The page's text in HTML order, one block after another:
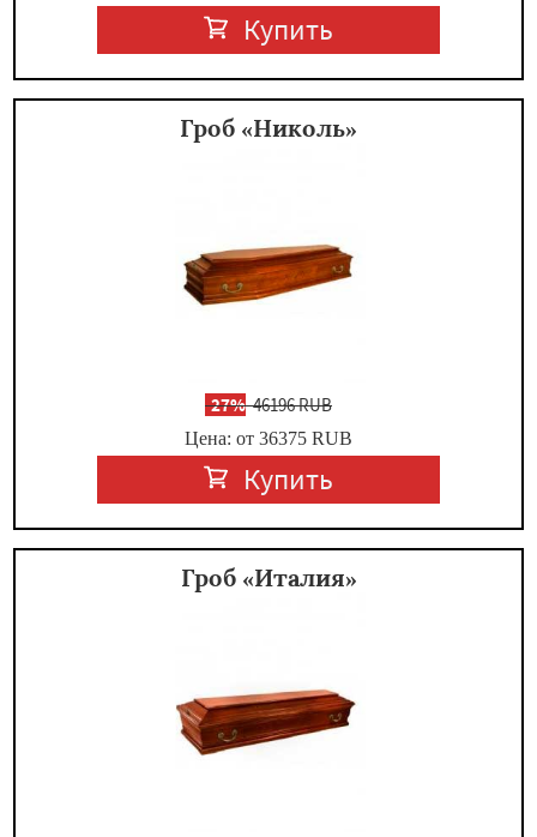
Купить
Гроб «Николь»
-27%46196 RUB
Цена: от 36375 RUB
Купить
Гроб «Италия»